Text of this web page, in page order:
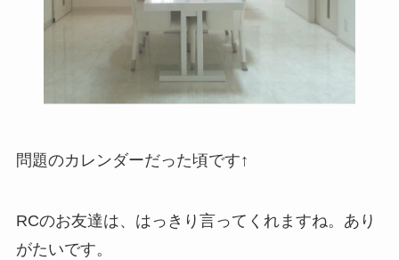
問題のカレンダーだった頃です↑
RCのお友達は、はっきり言ってくれますね。あり
がたいです。